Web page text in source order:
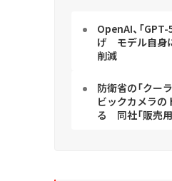
OpenAI、「
げ モデル自身
削減
防衛省の「クー
ビックカメラの
る 同社「販売